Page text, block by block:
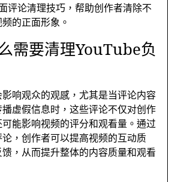
评论清理技巧 ，帮助创作者清除不
频的正面形象 。
需要清理YouTube负
响观众的观感 ，尤其是当评论内容
虚假信息时 ，这些评论不仅对创作
可能影响视频的评分和观看量 。通过
论 ，创作者可以提高视频的互动质
馈 ， 从而提升整体的内容质量和观看